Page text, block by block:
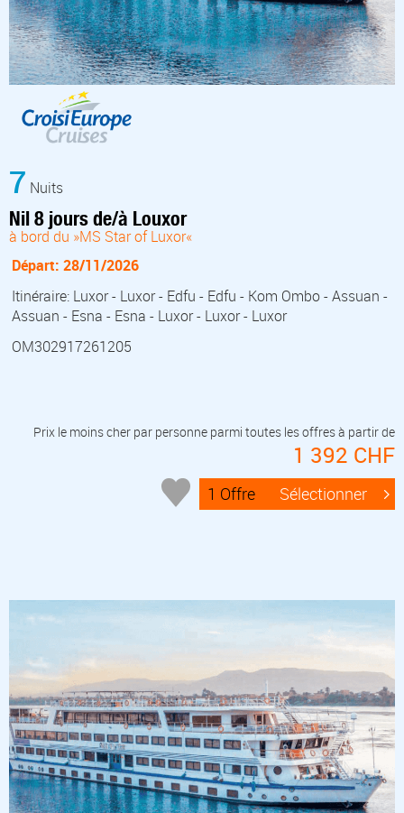
7 Nuits
Nil 8 jours de/à Louxor
à bord du »MS Star of Luxor«
Départ: 28/11/2026
Itinéraire: Luxor - Luxor - Edfu - Edfu - Kom Ombo - Assuan -
Assuan - Esna - Esna - Luxor - Luxor - Luxor
OM302917261205
Prix le moins cher par personne parmi toutes les offres à partir de
1 392 CHF
1 Offre Sélectionner